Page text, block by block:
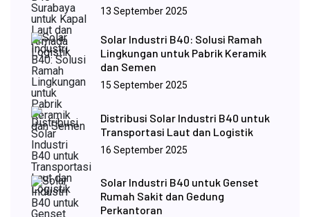
13 September 2025
Solar Industri B40: Solusi Ramah
Lingkungan untuk Pabrik Keramik
dan Semen
15 September 2025
Distribusi Solar Industri B40 untuk
Transportasi Laut dan Logistik
16 September 2025
Solar Industri B40 untuk Genset
Rumah Sakit dan Gedung
Perkantoran